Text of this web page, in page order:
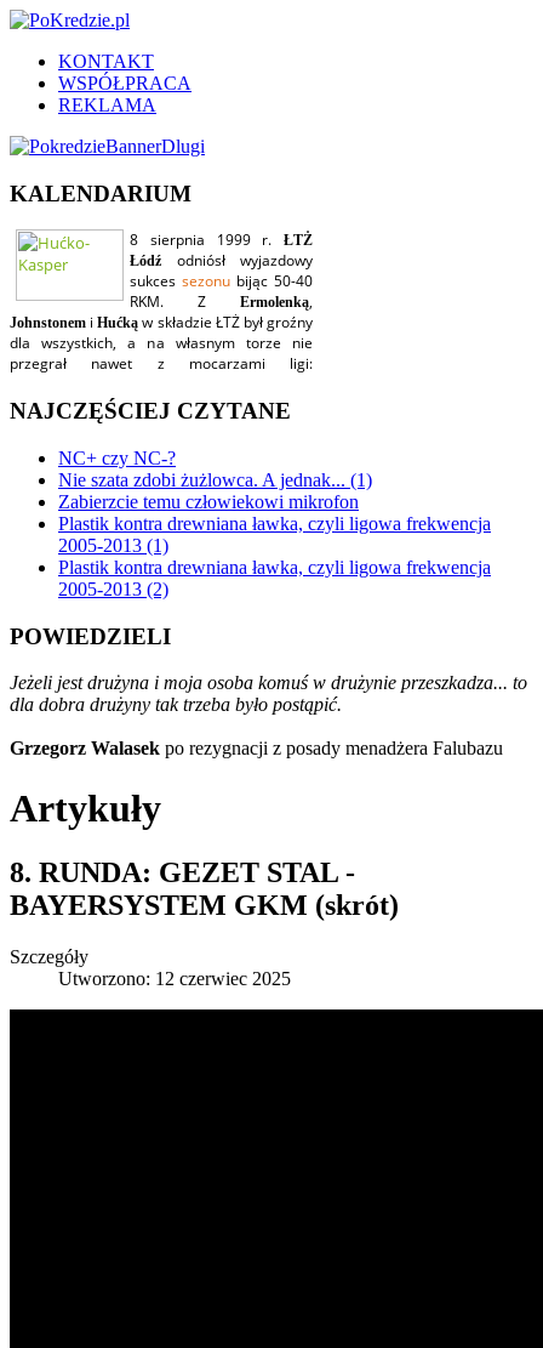
KONTAKT
WSPÓŁPRACA
REKLAMA
KALENDARIUM
NAJCZĘŚCIEJ CZYTANE
NC+ czy NC-?
Nie szata zdobi żużlowca. A jednak... (1)
Zabierzcie temu człowiekowi mikrofon
Plastik kontra drewniana ławka, czyli ligowa frekwencja
2005-2013 (1)
Plastik kontra drewniana ławka, czyli ligowa frekwencja
2005-2013 (2)
POWIEDZIELI
Jeżeli jest drużyna i moja osoba komuś w drużynie przeszkadza... to
dla dobra drużyny tak trzeba było postąpić.
Grzegorz Walasek po rezygnacji z posady menadżera Falubazu
Artykuły
8. RUNDA: GEZET STAL -
BAYERSYSTEM GKM (skrót)
Szczegóły
Utworzono: 12 czerwiec 2025